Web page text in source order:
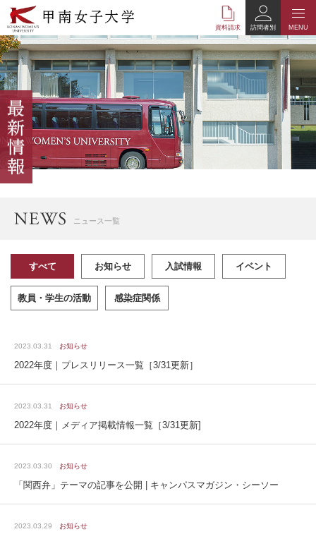
本
文
へ
の
リ
ン
ナ
ビ
ゲ
ー
シ
ョ
資料請求 MENU
訪問者別
ニュース一覧
すべて お知らせ 入試情報 イベント
教員・学生の活動 感染症関係
2023.03.31 お知らせ
2022年度｜プレスリリース一覧［3/31更新］
2023.03.31 お知らせ
2022年度｜メディア掲載情報一覧［3/31更新]
2023.03.30 お知らせ
「関西弁」テーマの記事を公開 | キャンパスマガジン・シーソー
2023.03.29 お知らせ